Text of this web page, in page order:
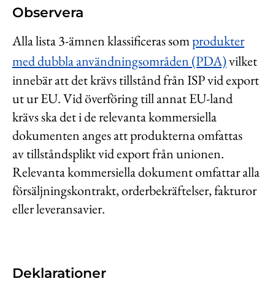
Observera
Alla lista 3-ämnen klassificeras somprodukter
med dubbla användningsområden (PDA)vilket
innebär att det krävs tillstånd från ISP vid export
ut ur EU. Vid överföring till annat EU-land
krävs ska det i de relevanta kommersiella
dokumenten anges att produkterna omfattas
av tillståndsplikt vid export från unionen.
Relevanta kommersiella dokument omfattar alla
försäljningskontrakt, orderbekräftelser, fakturor
eller leveransavier.
Deklarationer